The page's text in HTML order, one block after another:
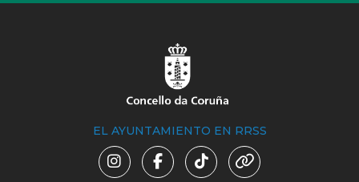
EL AYUNTAMIENTO EN RRSS